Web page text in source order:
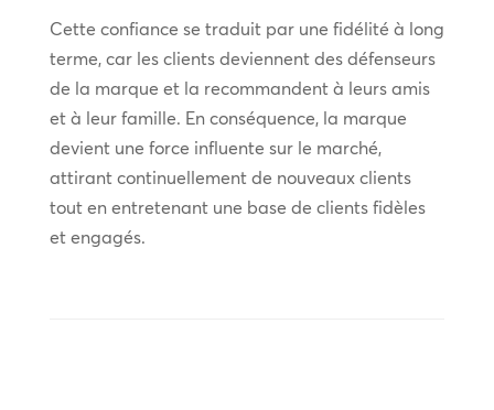
Cette confiance se traduit par une fidélité à long
terme, car les clients deviennent des défenseurs
de la marque et la recommandent à leurs amis
et à leur famille. En conséquence, la marque
devient une force influente sur le marché,
attirant continuellement de nouveaux clients
tout en entretenant une base de clients fidèles
et engagés.